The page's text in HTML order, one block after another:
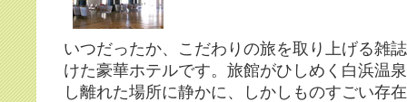
いつだったか、こだわりの旅を取り上げる雑
けた豪華ホテルです。旅館がひしめく白浜温
し離れた場所に静かに、しかしものすごい存